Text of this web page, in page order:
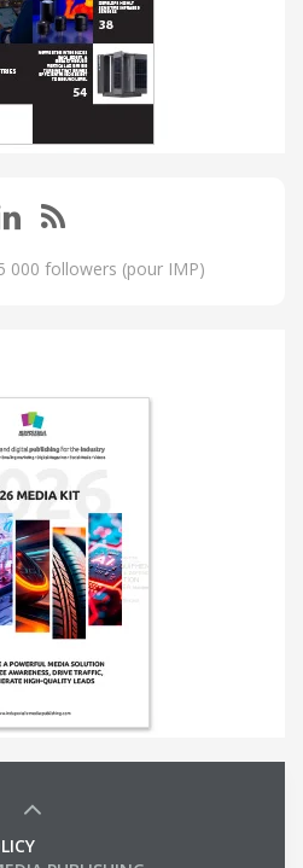
000 followers (pour IMP)